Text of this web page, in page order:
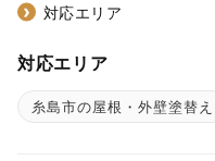
対応エリア
対応エリア
糸島市の屋根・外壁塗替え